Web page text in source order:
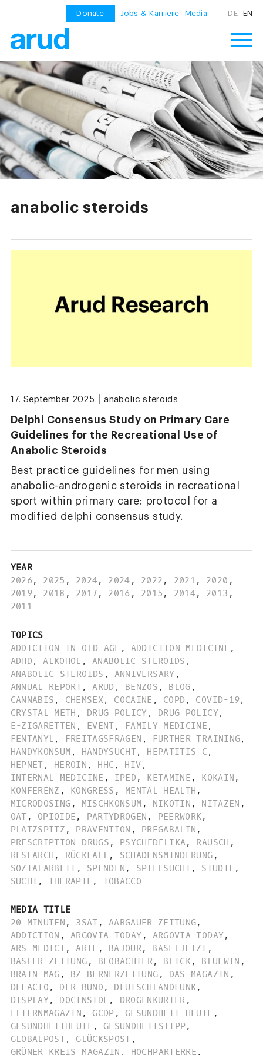
Donate Jobs & Karriere Media DE EN
anabolic steroids
17. September 2025 anabolic steroids
Delphi Consensus Study on Primary Care
Guidelines for the Recreational Use of
Anabolic Steroids
Best practice guidelines for men using
anabolic-androgenic steroids in recreational
sport within primary care: protocol for a
modified delphi consensus study.
YEAR
2026 , 2025 , 2024, 2024 , 2022 , 2021 , 2020 ,
2019, 2018 , 2017 , 2016 , 2015 , 2014, 2013 ,
2011
TOPICS
ADDICTION IN OLD AGE , ADDICTION MEDICINE ,
ADHD , ALKOHOL , ANABOLIC STEROIDS ,
ANABOLIC STEROIDS , ANNIVERSARY ,
ANNUAL REPORT, ARUD , BENZOS , BLOG ,
CANNABIS , CHEMSEX , COCAINE , COPD , COVID-19,
CRYSTAL METH , DRUG POLICY , DRUG POLICY,
E-ZIGARETTEN , EVENT , FAMILY MEDICINE ,
FENTANYL , FREITAGSFRAGEN , FURTHER TRAINING,
HANDYKONSUM , HANDYSUCHT, HEPATITIS C ,
HEPNET , HEROIN , HHC , HIV ,
INTERNAL MEDICINE , IPED , KETAMINE , KOKAIN ,
KONFERENZ , KONGRESS , MENTAL HEALTH ,
MICRODOSING , MISCHKONSUM , NIKOTIN , NITAZEN ,
OAT , OPIOIDE , PARTYDROGEN , PEERWORK,
PLATZSPITZ , PRÄVENTION , PREGABALIN ,
PRESCRIPTION DRUGS , PSYCHEDELIKA, RAUSCH ,
RESEARCH , RÜCKFALL , SCHADENSMINDERUNG ,
SOZIALARBEIT , SPENDEN , SPIELSUCHT, STUDIE ,
SUCHT, THERAPIE , TOBACCO
MEDIA TITLE
20 MINUTEN , 3SAT , AARGAUER ZEITUNG,
ADDICTION , ARGOVIA TODAY , ARGOVIA TODAY,
ARS MEDICI , ARTE , BAJOUR, BASELJETZT ,
BASLER ZEITUNG , BEOBACHTER, BLICK, BLUEWIN ,
BRAIN MAG , BZ-BERNERZEITUNG , DAS MAGAZIN ,
DEFACTO , DER BUND , DEUTSCHLANDFUNK,
DISPLAY, DOCINSIDE , DROGENKURIER ,
ELTERNMAGAZIN , GCDP , GESUNDHEIT HEUTE ,
GESUNDHEITHEUTE , GESUNDHEITSTIPP,
GLOBALPOST, GLÜCKSPOST ,
GRÜNER KREIS MAGAZIN , HOCHPARTERRE ,